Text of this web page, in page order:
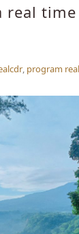
real time
, program